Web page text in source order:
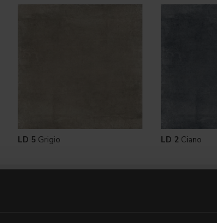
LD 5 Grigio LD 2 Ciano